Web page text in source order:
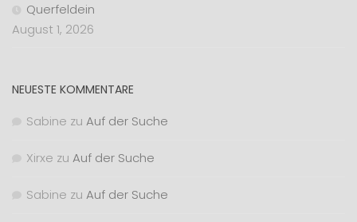
Querfeldein
August 1, 2026
NEUESTE KOMMENTARE
Sabine zu Auf der Suche
Xirxe zu Auf der Suche
Sabine zu Auf der Suche